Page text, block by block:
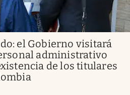
el Gobierno visitará
administrativo
de los titulares